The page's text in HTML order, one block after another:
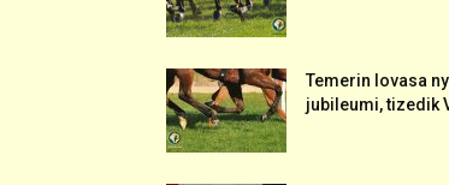
Temerin lovasa
jubileumi, tizedik